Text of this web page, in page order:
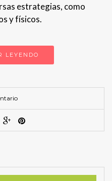
estrategias, como
y físicos.
LEYENDO